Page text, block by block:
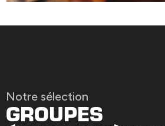
Notre sélection
GROUPES